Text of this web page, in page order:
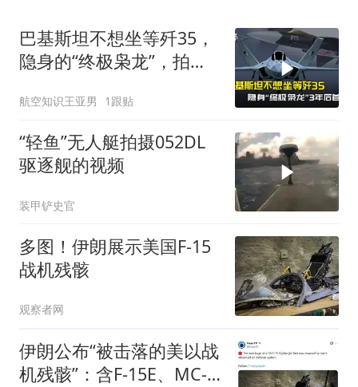
巴基斯坦不想坐等歼35，
隐身的“终极枭龙”，拍板
航空知识王亚男 1跟贴
“轻鱼”无人艇拍摄052DL
驱逐舰的视频
装甲铲史官
多图！伊朗展示美国F-15
战机残骸
观察者网
伊朗公布“被击落的美以战
机残骸”：含F-15E、MC-